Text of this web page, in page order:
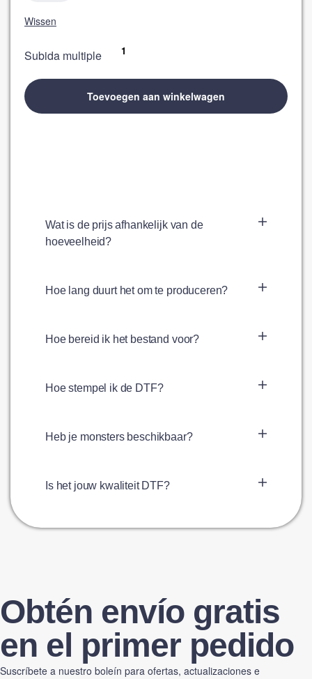
Wissen
Subida multiple
Toevoegen aan winkelwagen
Wat is de prijs afhankelijk van de
hoeveelheid?
Hoe lang duurt het om te produceren?
Hoe bereid ik het bestand voor?
Hoe stempel ik de DTF?
Heb je monsters beschikbaar?
Is het jouw kwaliteit DTF?
Obtén envío gratis
en el primer pedido
Suscríbete a nuestro boleín para ofertas, actualizaciones e